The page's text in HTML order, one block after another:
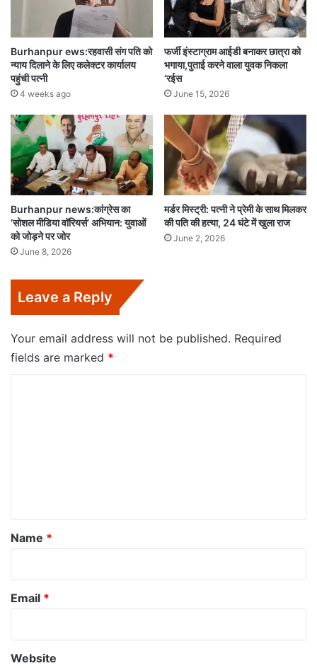
Burhanpur ews:रहवासी संग पति को
न्याय दिलाने के लिए कलेक्टर कार्यालय
पहुंची पत्नी
4 weeks ago
फर्जी इंस्टाग्राम आईडी बनाकर छात्रा को
भगाया,पुताई करने वाला युवक निकला
‘रईस
June 15, 2026
Burhanpur news:कांग्रेस का
‘सोशल मीडिया वॉरियर्स’ अभियान: युवाओं
को जोड़ने पर जोर
June 8, 2026
मर्डर मिस्ट्री: पत्नी ने प्रेमी के साथ मिलकर
की पति की हत्या, 24 घंटे में खुला राज
June 2, 2026
Leave a Reply
Your email address will not be published. Required
fields are marked *
*
Name *
Email *
Website